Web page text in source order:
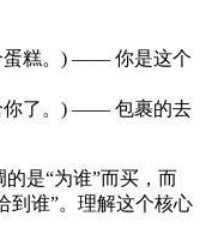
蛋糕。) —— 你是这个
你了。) —— 包裹的去
的是“为谁”而买，而
到谁”。理解这个核心